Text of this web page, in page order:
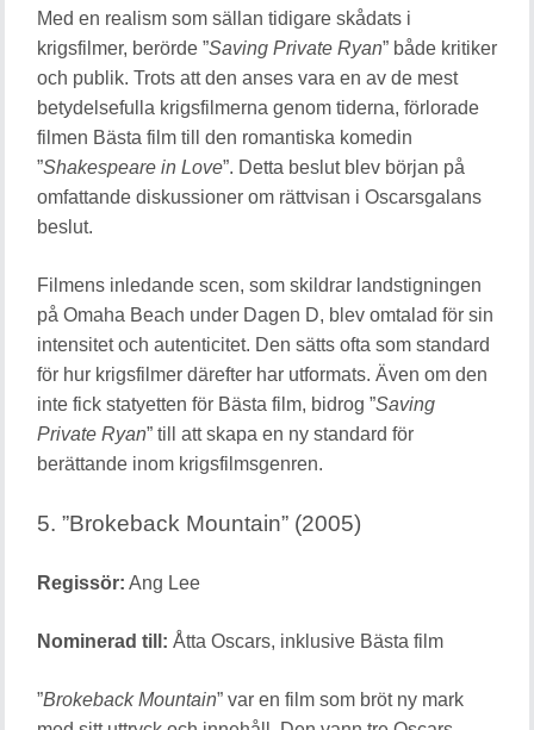
Med en realism som sällan tidigare skådats i
krigsfilmer, berörde ”Saving Private Ryan” både kritiker
och publik. Trots att den anses vara en av de mest
betydelsefulla krigsfilmerna genom tiderna, förlorade
filmen Bästa film till den romantiska komedin
”Shakespeare in Love”. Detta beslut blev början på
omfattande diskussioner om rättvisan i Oscarsgalans
beslut.
Filmens inledande scen, som skildrar landstigningen
på Omaha Beach under Dagen D, blev omtalad för sin
intensitet och autenticitet. Den sätts ofta som standard
för hur krigsfilmer därefter har utformats. Även om den
inte fick statyetten för Bästa film, bidrog ”Saving
Private Ryan” till att skapa en ny standard för
berättande inom krigsfilmsgenren.
5. ”Brokeback Mountain” (2005)
Regissör: Ang Lee
Nominerad till: Åtta Oscars, inklusive Bästa film
”Brokeback Mountain” var en film som bröt ny mark